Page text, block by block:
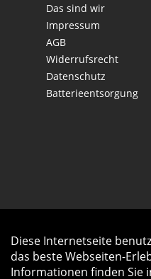
Das sind wir
Impressum
AGB
Widerrufsrecht
Datenschutz
Batterieentsorgung
Diese Internetseite
das beste Webseiten-
Informationen finden Sie